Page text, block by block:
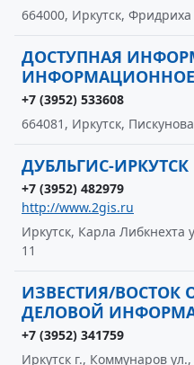
664000, Иркутск, Фридриха
ДОСТУПНАЯ
ИНФОРМАЦИОННОЕ
+7 (3952) 533608
664081, Иркутск,
ДУБЛЬГИС-ИРКУТСК
+7 (3952) 482979
http://www.2gis.ru
Иркутск, Карла Либкнехта
11
ИЗВЕСТИЯ/ВОСТОК
ДЕЛОВОЙ
+7 (3952) 341759
Иркутск г., Коммунаров